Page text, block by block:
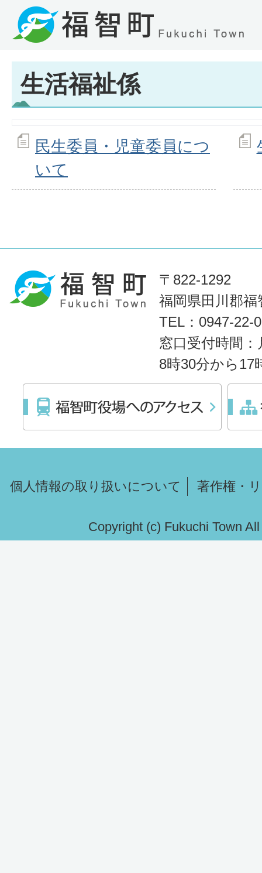
生活福祉係
民生委員・児童委員につ
いて
〒822-1292
福岡県田川郡福
TEL：0947-22-
窓口受付時間
8時30分から17
個人情報の取り扱いについて 著作権・
Copyright (c) Fukuchi Town